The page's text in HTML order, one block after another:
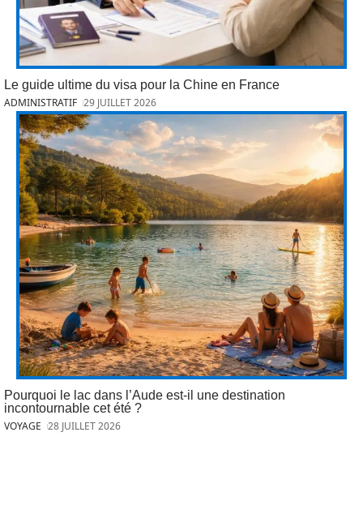
Le guide ultime du visa pour la Chine en France
ADMINISTRATIF 29 JUILLET 2026
Pourquoi le lac dans l’Aude est-il une destination
incontournable cet été ?
VOYAGE 28 JUILLET 2026